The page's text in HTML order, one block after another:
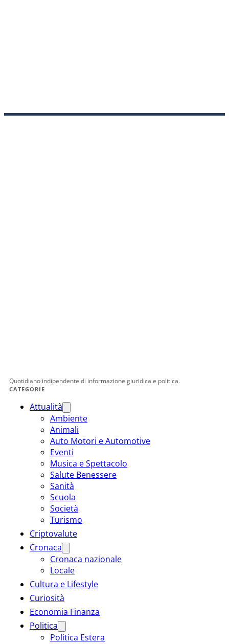
Quotidiano indipendente di informazione giuridica e politica.
CATEGORIE
Attualità
Ambiente
Animali
Auto Motori e Automotive
Eventi
Musica e Spettacolo
Salute Benessere
Sanità
Scuola
Società
Turismo
Criptovalute
Cronaca
Cronaca nazionale
Locale
Cultura e Lifestyle
Curiosità
Economia Finanza
Politica
Politica Estera